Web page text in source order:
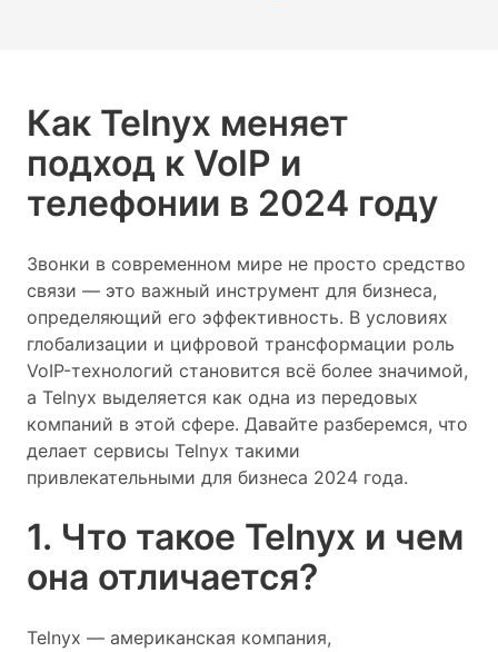
Как Telnyx меняет
подход к VoIP и
телефонии в 2024 году
Звонки в современном мире не просто средство
связи — это важный инструмент для бизнеса,
определяющий его эффективность. В условиях
глобализации и цифровой трансформации роль
VoIP-технологий становится всё более значимой,
а Telnyx выделяется как одна из передовых
компаний в этой сфере. Давайте разберемся, что
делает сервисы Telnyx такими
привлекательными для бизнеса 2024 года.
1. Что такое Telnyx и чем
она отличается?
Telnyx — американская компания,